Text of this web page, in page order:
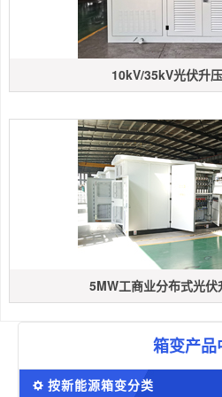
10kV/35kV光伏升
5MW工商业分布式光
箱变产品
按新能源箱变分类